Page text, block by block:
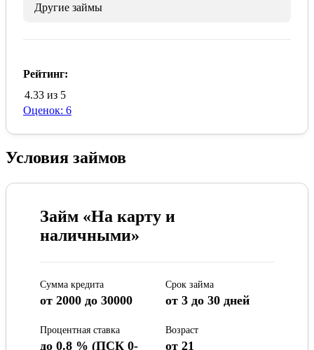
Другие займы
Рейтинг:
4.33 из 5
Оценок: 6
Условия займов
Займ «На карту и
наличными»
Сумма кредита
от 2000 до 30000
Срок займа
от 3 до 30 дней
Процентная ставка
до 0.8 % (ПСК 0-
Возраст
от 21